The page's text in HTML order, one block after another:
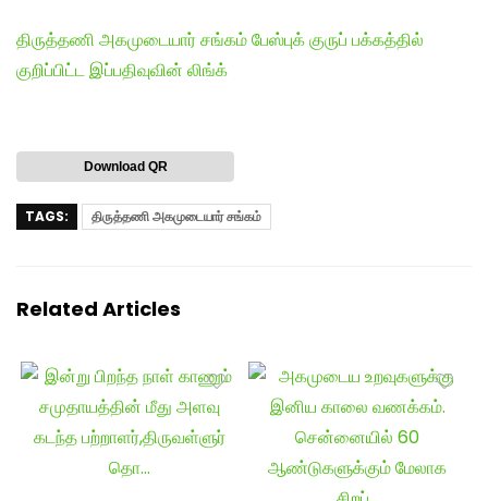
திருத்தணி அகமுடையார் சங்கம் பேஸ்புக் குருப் பக்கத்தில்
குறிப்பிட்ட இப்பதிவுவின் லிங்க்
Download QR
TAGS: திருத்தணி அகமுடையார் சங்கம்
Related Articles